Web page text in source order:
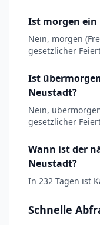
Ist morgen ein
Nein, morgen
gesetzlicher
Ist
Neustadt?
Nein,
gesetzlicher
Wann ist der
Neustadt?
In 232 Tagen ist
Schnelle